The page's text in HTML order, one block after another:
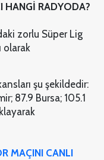
HANGİ RADYODA?
zorlu Süper Lig
olarak
şu şekildedir:
87.9 Bursa; 105.1
MAÇINI CANLI